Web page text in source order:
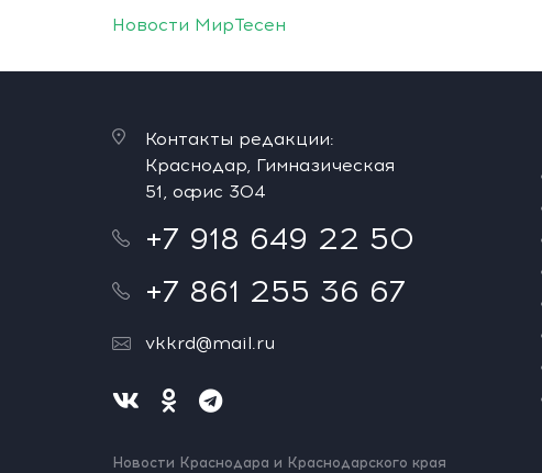
Новости МирТесен
Контакты редакции:
Краснодар, Гимназическая
51, офис 304
+7 918 649 22 50
+7 861 255 36 67
vkkrd@mail.ru
Новости Краснодара и Краснодарского края